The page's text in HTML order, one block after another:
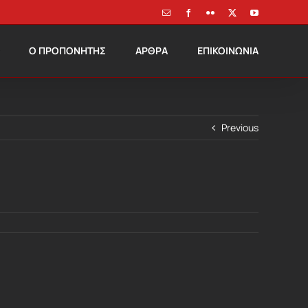
Email FacebookFlickr YouTube
Ο ΠΡΟΠΟΝΗΤΗΣ ΑΡΘΡΑ ΕΠΙΚΟΙΝΩΝΙΑ
Previous